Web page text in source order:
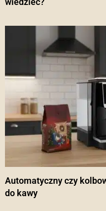
Automatyczny czy
do kawy